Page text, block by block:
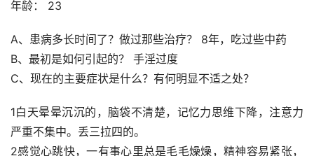
年龄： 23
A、患病多长时间了？做过那些治疗？ 8年，吃过些中药
B、最初是如何引起的？ 手淫过度
C、现在的主要症状是什么？有何明显不适之处？
1白天晕晕沉沉的，脑袋不清楚，记忆力思维下降，注意力
严重不集中。丢三拉四的。
2感觉心跳快，一有事心里总是毛毛燥燥，精神容易紧张，